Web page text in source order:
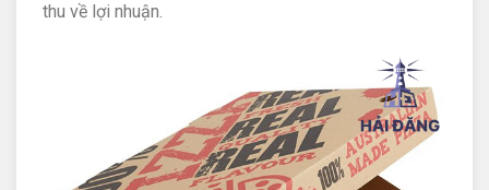
thu về lợi nhuận.